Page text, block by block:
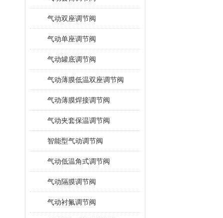
气动双座调节阀
气动单座调节阀
气动罐底调节阀
气动薄膜低温双座调节阀
气动薄膜焊接调节阀
气动夹套保温调节阀
智能型气动调节阀
气动低温角式调节阀
气动隔膜调节阀
气动衬氟调节阀